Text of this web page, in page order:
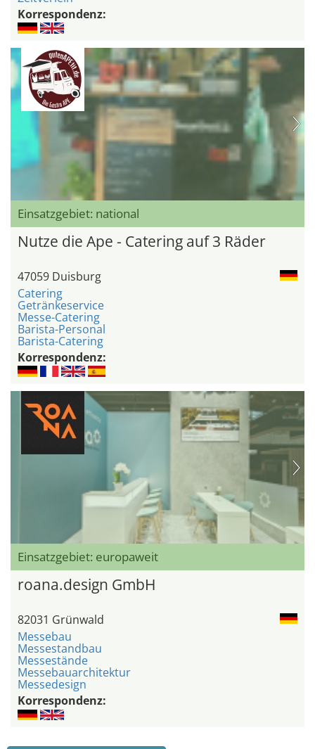
Korrespondenz:
Einsatzgebiet: national
Nutze die Ape - Catering auf 3 Räder
47059 Duisburg
Catering
Getränkeservice
Messe-Catering
Barista-Personal
Barista-Catering
Korrespondenz:
Einsatzgebiet: europaweit
roana.design GmbH
82031 Grünwald
Messebau
Messestandbau
Messestände
Messebauarchitektur
Messedesign
Korrespondenz: